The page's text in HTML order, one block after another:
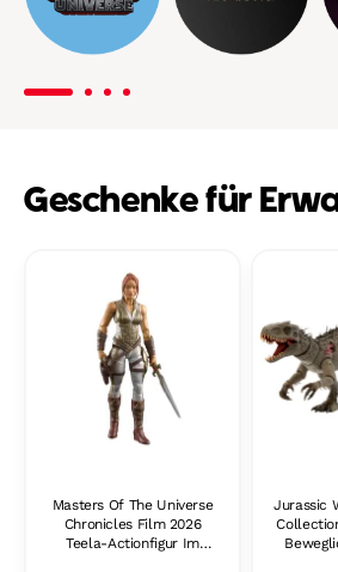
Geschenke für
Masters Of The Universe
Chronicles Film 2026
Teela-Actionfigur Im
Jurassic